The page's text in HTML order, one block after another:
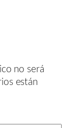
no será
están